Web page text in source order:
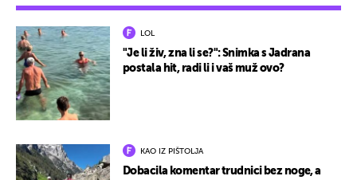
LOL
"Je li živ, zna li se?": Snimka s Jadrana
postala hit, radi li i vaš muž ovo?
KAO IZ PIŠTOLJA
Dobacila komentar trudnici bez noge, a